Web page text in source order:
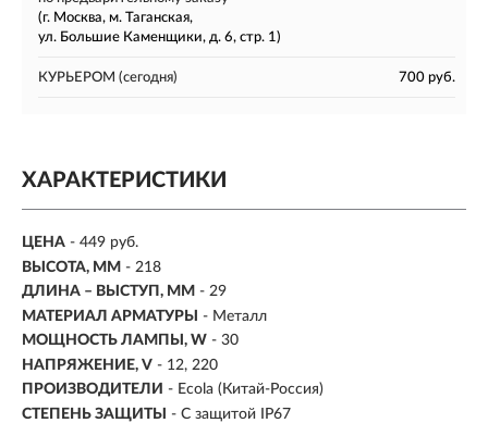
(г. Москва, м. Таганская,
ул. Большие Каменщики, д. 6, стр. 1)
КУРЬЕРОМ (сегодня) 700 руб.
ХАРАКТЕРИСТИКИ
ЦЕНА - 449 руб.
ВЫСОТА, ММ - 218
ДЛИНА – ВЫСТУП, ММ - 29
МАТЕРИАЛ АРМАТУРЫ
- Металл
МОЩНОСТЬ ЛАМПЫ, W - 30
НАПРЯЖЕНИЕ, V - 12, 220
ПРОИЗВОДИТЕЛИ - Ecola (Китай-Россия)
СТЕПЕНЬ ЗАЩИТЫ
- С защитой IP67